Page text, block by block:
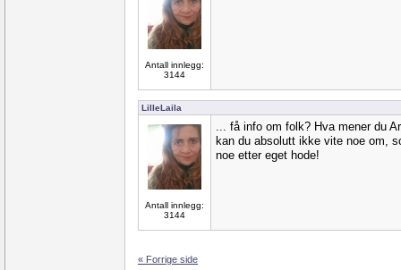
Antall innlegg:
3144
LilleLaila
Antall innlegg:
3144
... få info om folk? Hva mener du
kan du absolutt ikke vite noe om,
noe etter eget hode!
« Forrige side